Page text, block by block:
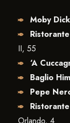
Moby Dick
II, 55
‘A
Baglio
Pepe
Orlando, 4